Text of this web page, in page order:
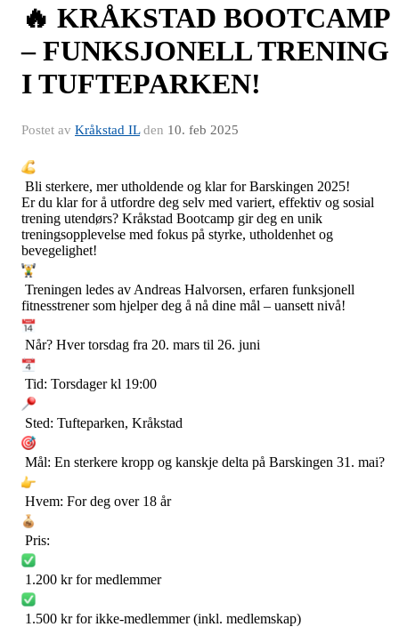
🔥 KRÅKSTAD BOOTCAMP
– FUNKSJONELL TRENING
I TUFTEPARKEN!
Postet av Kråkstad ILden 10. feb 2025
Bli sterkere, mer utholdende og klar for Barskingen 2025!
Er du klar for å utfordre deg selv med variert, effektiv og sosial
trening utendørs? Kråkstad Bootcamp gir deg en unik
treningsopplevelse med fokus på styrke, utholdenhet og
bevegelighet!
Treningen ledes av Andreas Halvorsen, erfaren funksjonell
fitnesstrener som hjelper deg å nå dine mål – uansett nivå!
Når? Hver torsdag fra 20. mars til 26. juni
Tid: Torsdager kl 19:00
Sted: Tufteparken, Kråkstad
Mål: En sterkere kropp og kanskje delta på Barskingen 31. mai?
Hvem: For deg over 18 år
Pris:
1.200 kr for medlemmer
1.500 kr for ikke-medlemmer (inkl. medlemskap)